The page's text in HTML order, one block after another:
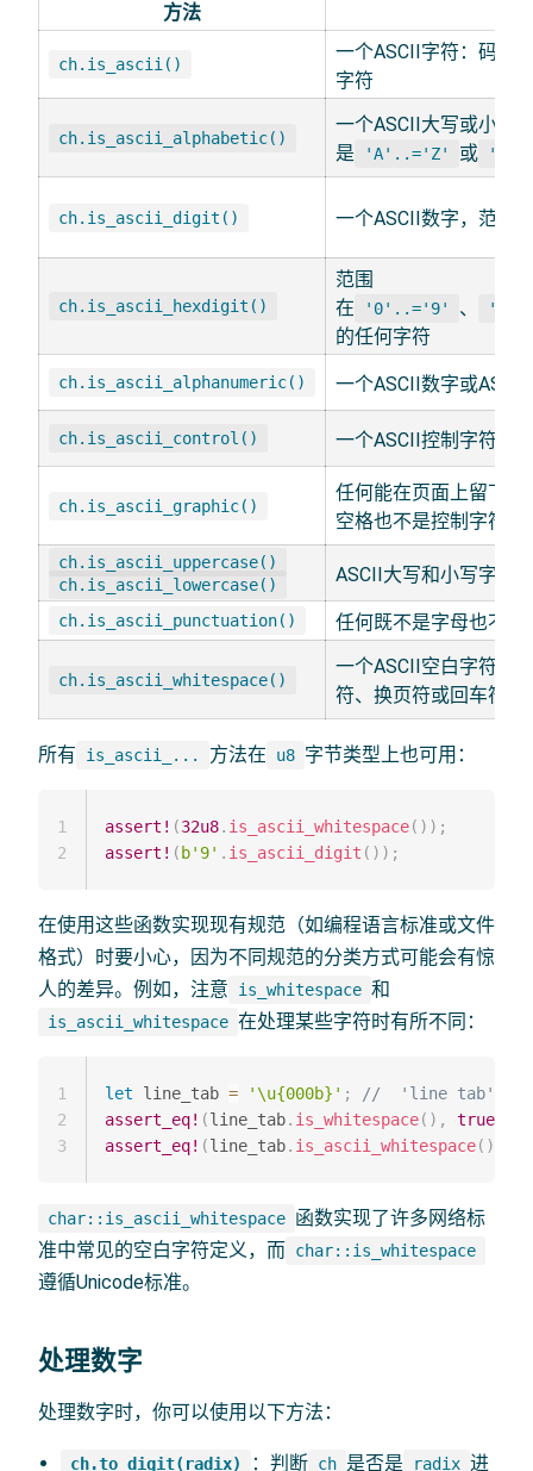
方法
ch.is_ascii()
一个ASCII字符：码点
字符
ch.is_ascii_alphabetic()
一个ASCII大写或小写
是
'A'..='Z' 或
ch.is_ascii_digit() 一个ASCII数字，范围
ch.is_ascii_hexdigit()
范围
在
'0'..='9' 、
的任何字符
ch.is_ascii_alphanumeric() 一个ASCII数字或
ch.is_ascii_control() 一个ASCII控制字符，
ch.is_ascii_graphic()
任何能在页面上留下痕
空格也不是控制字符
ch.is_ascii_uppercase()
ch.is_ascii_lowercase()
ASCII大写和小写字母
ch.is_ascii_punctuation() 任何既不是字母也不是
ch.is_ascii_whitespace()
一个ASCII空白字符：
符、换页符或回车符
所有 is_ascii_... 方法在 u8 字节类型上也可用：
assert! (32u8. is_ascii_whitespace( ) ) ;
assert! ( b'9' . is_ascii_digit ( ) ) ;
1
2
在使用这些函数实现现有规范（如编程语言标准或文件
格式）时要小心，因为不同规范的分类方式可能会有惊
人的差异。例如，注意
is_whitespace 和
is_ascii_whitespace 在处理某些字符时有所不同：
let line_tab = '\u{000b}' ;
//  'line tab'，也
assert_eq! (line_tab. is_whitespace( ) , true
assert_eq! (line_tab. is_ascii_whitespace( )
1
2
3
char::is_ascii_whitespace 函数实现了许多网络标
准中常见的空白字符定义，而
char::is_whitespace
遵循Unicode标准。
处理数字
处理数字时，你可以使用以下方法：
ch.to_digit(radix) ：判断 ch 是否是 radix 进